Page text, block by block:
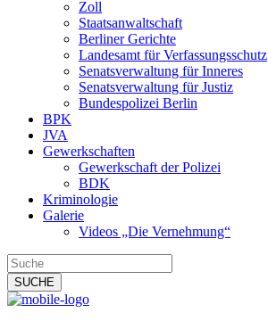
Zoll
Staatsanwaltschaft
Berliner Gerichte
Landesamt für Verfassungsschutz
Senatsverwaltung für Inneres
Senatsverwaltung für Justiz
Bundespolizei Berlin
BPK
JVA
Gewerkschaften
Gewerkschaft der Polizei
BDK
Kriminologie
Galerie
Videos „Die Vernehmung“